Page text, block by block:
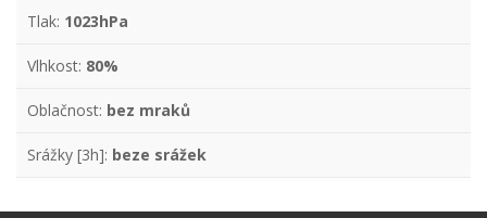
Tlak: 1023hPa
Vlhkost: 80%
Oblačnost: bez mraků
Srážky [3h]: beze srážek